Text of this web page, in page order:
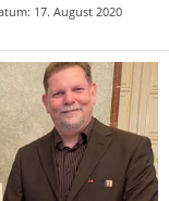
17. August 2020